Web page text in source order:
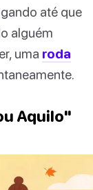
até que
alguém
uma roda
Aquilo"